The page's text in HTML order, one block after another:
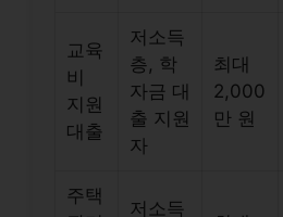
교육
비
지원
대출
저소득
층, 학
자금 대
출 지원
자
최대
2,000
만 원
주택
저소득